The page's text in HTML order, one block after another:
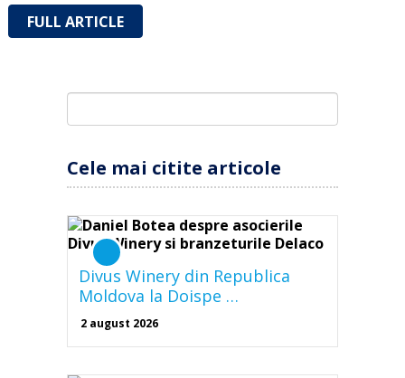
FULL ARTICLE
Cele mai citite articole
Divus Winery din Republica
Moldova la Doispe …
2 august 2026